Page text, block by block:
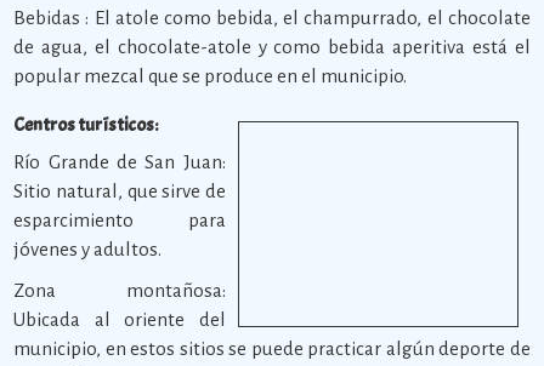
Bebidas : El atole como bebida, el champurrado, el chocolate
de agua, el chocolate-atole y como bebida aperitiva está el
popular mezcal que se produce en el municipio.
Centros turísticos:
Río Grande de San Juan:
Sitio natural, que sirve de
esparcimiento para
jóvenes y adultos.
Zona montañosa:
Ubicada al oriente del
municipio, en estos sitios se puede practicar algún deporte de